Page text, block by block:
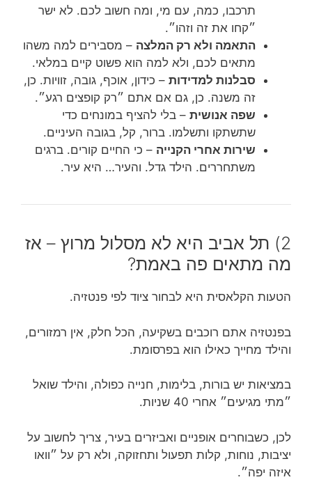
תרכבו, כמה, עם מי, ומה חשוב לכם. לא ישר
״קחו את זה וזהו״.
התאמה ולא רק המלצה – מסבירים למה משהו
מתאים לכם, ולא למה הוא פשוט קיים במלאי.
סבלנות למדידות – כידון, אוכף, גובה, זוויות. כן,
זה משנה. כן, גם אם אתם ״רק קופצים רגע״.
שפה אנושית – בלי להציף במונחים כדי
שתשתקו ותשלמו. ברור, קל, בגובה העיניים.
שירות אחרי הקנייה – כי החיים קורים. ברגים
משתחררים. הילד גדל. והעיר… היא עיר.
2) תל אביב היא לא מסלול מרוץ – אז
מה מתאים פה באמת?
הטעות הקלאסית היא לבחור ציוד לפי פנטזיה.
בפנטזיה אתם רוכבים בשקיעה, הכל חלק, אין רמזורים,
והילד מחייך כאילו הוא בפרסומת.
במציאות יש בורות, בלימות, חנייה כפולה, והילד שואל
״מתי מגיעים״ אחרי 40 שניות.
לכן, כשבוחרים אופניים ואביזרים בעיר, צריך לחשוב על
יציבות, נוחות, קלות תפעול ותחזוקה, ולא רק על ״וואו
איזה יפה״.